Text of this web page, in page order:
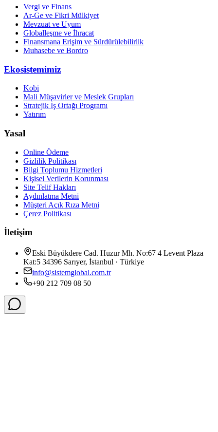
Vergi ve Finans
Ar-Ge ve Fikri Mülkiyet
Mevzuat ve Uyum
Globalleşme ve İhracat
Finansmana Erişim ve Sürdürülebilirlik
Muhasebe ve Bordro
Ekosistemimiz
Kobi
Mali Müşavirler ve Meslek Grupları
Stratejik İş Ortağı Programı
Yatırım
Yasal
Online Ödeme
Gizlilik Politikası
Bilgi Toplumu Hizmetleri
Kişisel Verilerin Korunması
Site Telif Hakları
Aydınlatma Metni
Müşteri Açık Rıza Metni
Çerez Politikası
İletişim
Eski Büyükdere Cad. Huzur Mh. No:67 4 Levent Plaza
Kat:5 34396 Sarıyer, İstanbul · Türkiye
info@sistemglobal.com.tr
+90 212 709 08 50